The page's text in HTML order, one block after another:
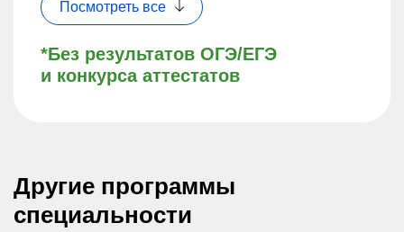
*Без результатов ОГЭ/ЕГЭ
и конкурса аттестатов
Посмотреть все
Другие программы
специальности